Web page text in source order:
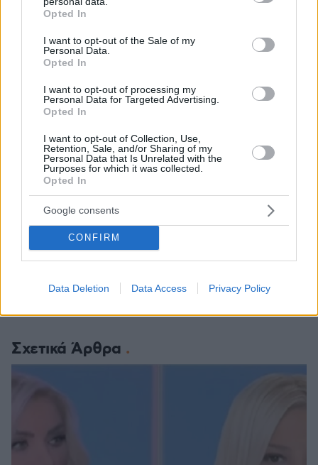
grant or deny consent to Google and its third-party tags to
use your data for below specified purposes in below Google
consent section.
Opted In
I want to opt-out of the Sale of my
Personal Data.
Opted In
I want to opt-out of processing my
Personal Data for Targeted Advertising.
Opted In
I want to opt-out of Collection, Use,
Retention, Sale, and/or Sharing of my
Personal Data that Is Unrelated with the
Purposes for which it was collected.
Opted In
Google consents
CONFIRM
Data Deletion Data Access Privacy Policy
Νέο σοκαριστικό βίντεο από την στιγμή που η
στον Βόλο
Βίντεο: Κρουαζιέρα του τρόμου για 1000
επιβάτες στον Βισκαϊκό κόλπο - «Θαύμα που
Πτήση με μαχητικό F-16: «Δυσκολεύομαι να
πιστέψω όσα είδα και όσα έζησα»
Σχετικά Άρθρα
Ακολουθήστε τοprotothema.gr στο Google News
και μάθετε πρώτοι όλες τις ειδήσεις
και τον Κόσμο, τη στιγμή που συμβαίνουν, στο